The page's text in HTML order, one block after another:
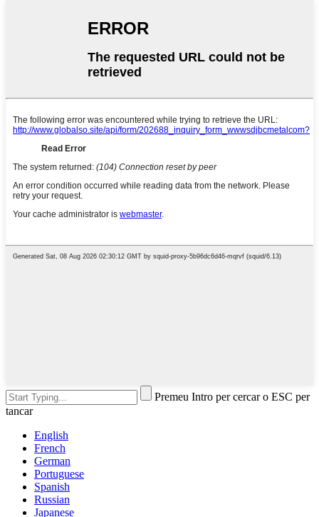
Premeu Intro per cercar o ESC per
tancar
English
French
German
Portuguese
Spanish
Russian
Japanese